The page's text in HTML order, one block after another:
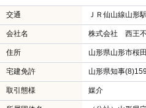
交通 ＪＲ仙山線山
会社名 株式会社 西王
住所 山形県山形市桜
宅建免許 山形県知事
取引態様 媒介